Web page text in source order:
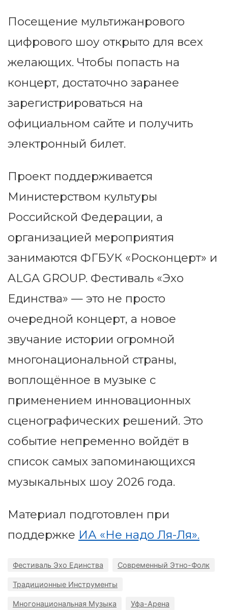
Посещение мультижанрового
цифрового шоу открыто для всех
желающих. Чтобы попасть на
концерт, достаточно заранее
зарегистрироваться на
официальном сайте и получить
электронный билет.
Проект поддерживается
Министерством культуры
Российской Федерации, а
организацией мероприятия
занимаются ФГБУК «Росконцерт» и
ALGA GROUP. Фестиваль «Эхо
Единства» — это не просто
очередной концерт, а новое
звучание истории огромной
многонациональной страны,
воплощённое в музыке с
применением инновационных
сценографических решений. Это
событие непременно войдёт в
список самых запоминающихся
музыкальных шоу 2026 года.
Материал подготовлен при
поддержке ИА «Не надо Ля-Ля».
Фестиваль Эхо Единства Современный Этно-Фолк
Традиционные Инструменты
Многонациональная Музыка Уфа-Арена